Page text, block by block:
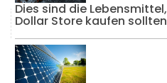
Dies sind die
Dollar Store kaufen sollten